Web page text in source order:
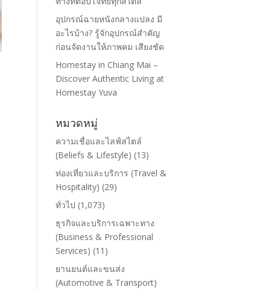
อุปกรณ์ฉายหนังกลางแปลง มี
อะไรบ้าง? รู้จักอุปกรณ์สำคัญ
ก่อนจัดงานให้ภาพคม เสียงชัด
Homestay in Chiang Mai –
Discover Authentic Living at
Homestay Yuva
หมวดหมู่
ความเชื่อและไลฟ์สไตล์
(Beliefs & Lifestyle) (13)
ท่องเที่ยวและบริการ (Travel &
Hospitality) (29)
ทั่วไป (1,073)
ธุรกิจและบริการเฉพาะทาง
(Business & Professional
Services) (11)
ยานยนต์และขนส่ง
(Automotive & Transport)